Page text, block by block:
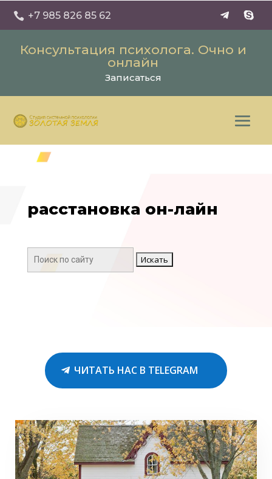
 +7 985 826 85 62
Консультация психолога. Очно и
онлайн
Записаться
расстановка он-лайн
Поиск:
ЧИТАТЬ НАС В TELEGRAM